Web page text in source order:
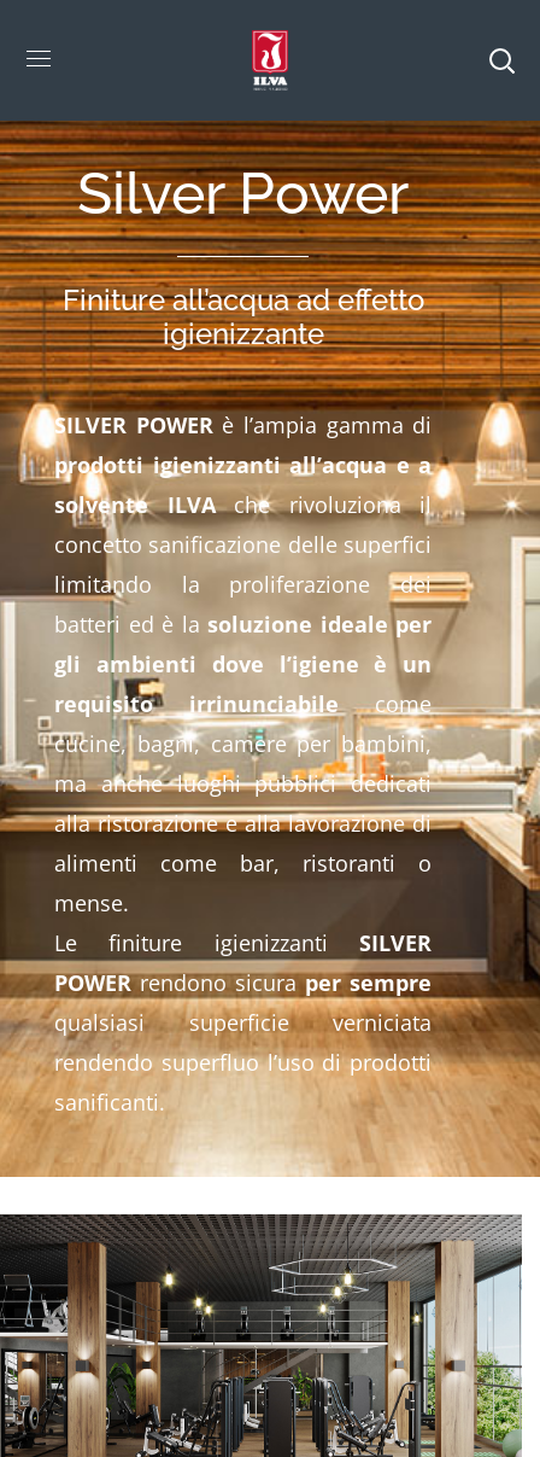
Silver Power
Finiture all’acqua ad effetto
igienizzante
SILVER POWERè l’ampia gamma di
prodotti igienizzanti all’acqua e a
solvente ILVAche rivoluziona il
concetto sanificazione delle superfici
limitando la proliferazione dei
batteri ed è lasoluzione ideale per
gli ambienti dove l’igiene è un
requisito irrinunciabilecome
cucine, bagni, camere per bambini,
ma anche luoghi pubblici dedicati
alla ristorazione e alla lavorazione di
alimenti come bar, ristoranti o
mense.
Le finiture igienizzantiSILVER
POWERrendono sicuraper sempre
qualsiasi superficie verniciata
rendendo superfluo l’uso di prodotti
sanificanti.